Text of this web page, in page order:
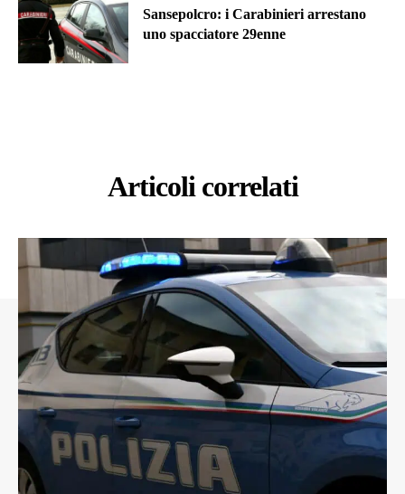
Sansepolcro: i Carabinieri arrestano
uno spacciatore 29enne
Articoli correlati